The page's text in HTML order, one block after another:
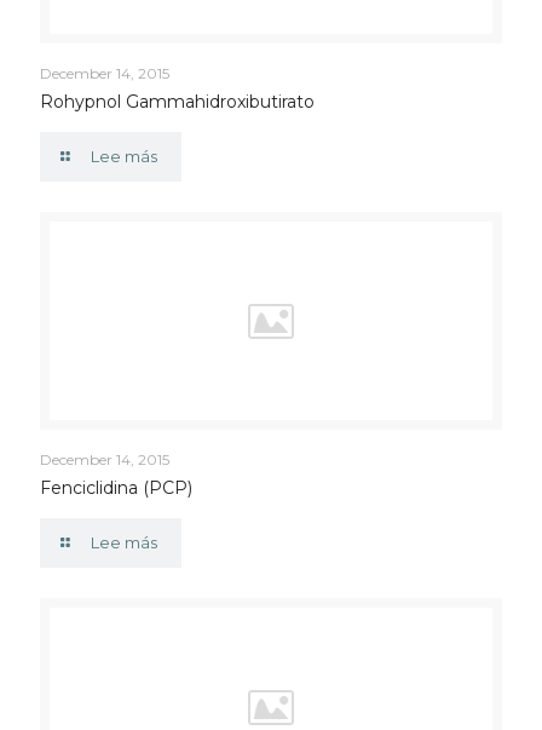
December 14, 2015
Rohypnol Gammahidroxibutirato
Lee más
December 14, 2015
Fenciclidina (PCP)
Lee más